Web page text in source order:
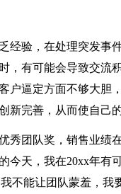
经验，在处理突发事
，有可能会导致交流
户逼定方面不够大胆
新完善，从而使自己
秀团队奖，销售业绩
今天，我在20xx年有
不能让团队蒙羞，我